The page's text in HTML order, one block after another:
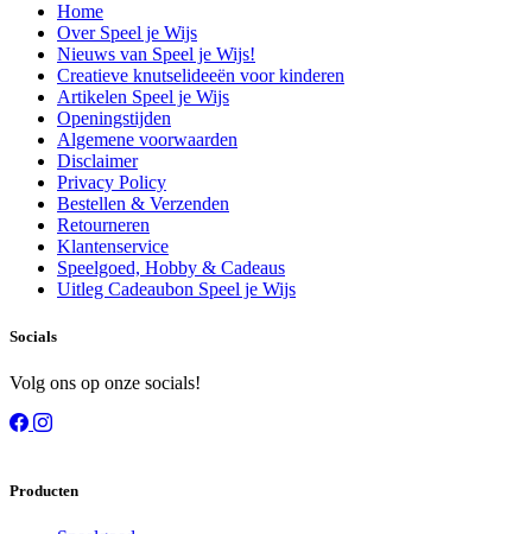
Home
Over Speel je Wijs
Nieuws van Speel je Wijs!
Creatieve knutselideeën voor kinderen
Artikelen Speel je Wijs
Openingstijden
Algemene voorwaarden
Disclaimer
Privacy Policy
Bestellen & Verzenden
Retourneren
Klantenservice
Speelgoed, Hobby & Cadeaus
Uitleg Cadeaubon Speel je Wijs
Socials
Volg ons op onze socials!
Producten